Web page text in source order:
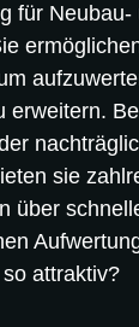
für Neubau-
erweitern.
sie
über
so attraktiv?